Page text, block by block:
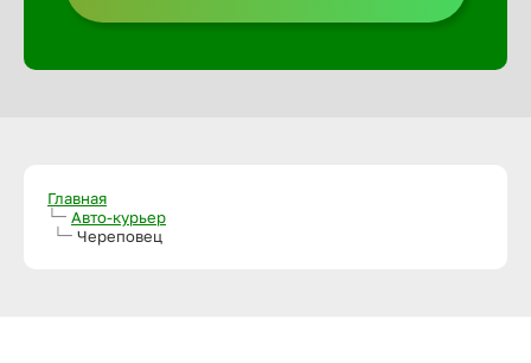
Главная
Авто-курьер
Череповец